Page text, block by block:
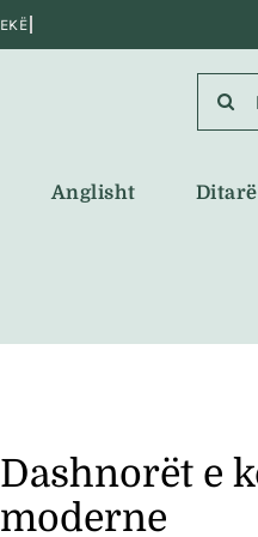
for:
Anglisht Ditarë
Dashnorët e
moderne